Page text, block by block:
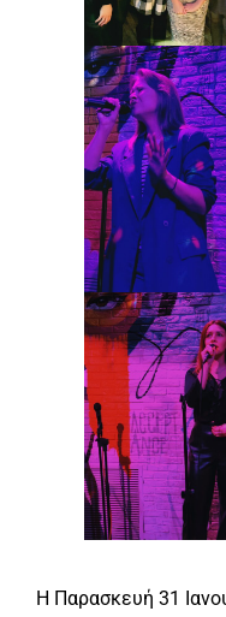
Η Παρασκευή 31